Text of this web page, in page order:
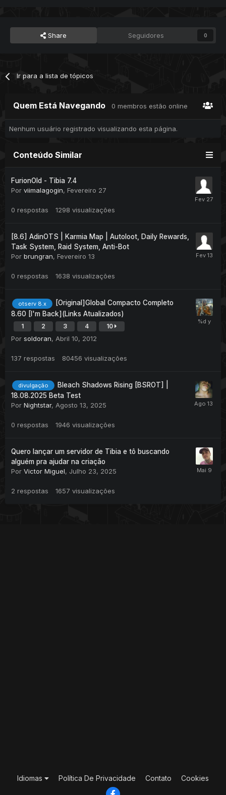
Share Seguidores 0
Ir para a lista de tópicos
Quem Está Navegando 0 membros estão online
Nenhum usuário registrado visualizando esta página.
Conteúdo Similar
FurionOld - Tibia 7.4
Por viimalagogin, Fevereiro 27
0 respostas 1298 visualizações
[8.6] AdinOTS | Karmia Map | Autoloot, Daily Rewards,
Task System, Raid System, Anti-Bot
Por brungran, Fevereiro 13
0 respostas 1638 visualizações
otserv 8.x
[Original]Global Compacto Completo
8.60 [I'm Back](Links Atualizados)
1 2 3 4 10
Por soldoran, Abril 10, 2012
137 respostas 80456 visualizações
divulgação
Bleach Shadows Rising [BSROT] |
18.08.2025 Beta Test
Por Nightstar, Agosto 13, 2025
0 respostas 1946 visualizações
Quero lançar um servidor de Tibia e tô buscando
alguém pra ajudar na criação
Por Victor Miguel, Julho 23, 2025
2 respostas 1657 visualizações
Idiomas Política De Privacidade Contato Cookies